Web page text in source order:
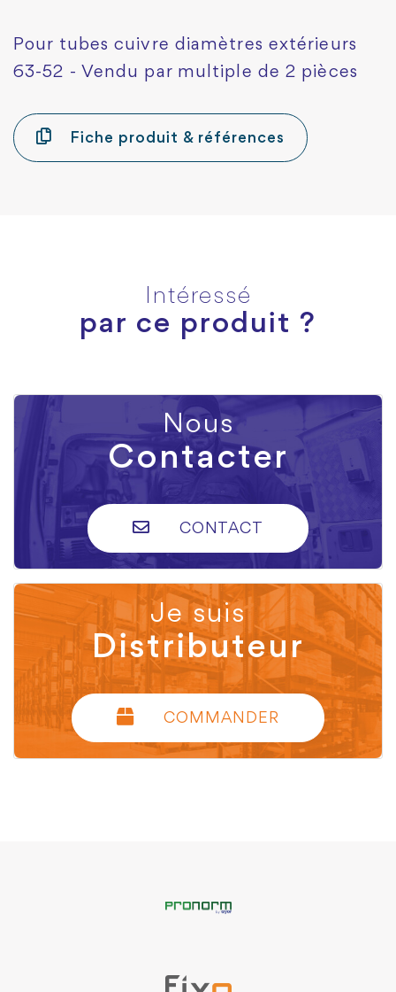
Pour tubes cuivre diamètres extérieurs
63-52 - Vendu par multiple de 2 pièces
Fiche produit & références
Intéressé
par ce produit ?
Nous
Contacter
CONTACT
Je suis
Distributeur
COMMANDER